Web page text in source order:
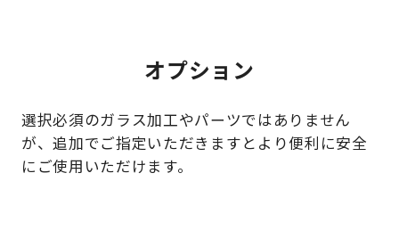
オプション
選択必須のガラス加工やパーツではありません
が、追加でご指定いただきますとより便利に安全
にご使用いただけます。